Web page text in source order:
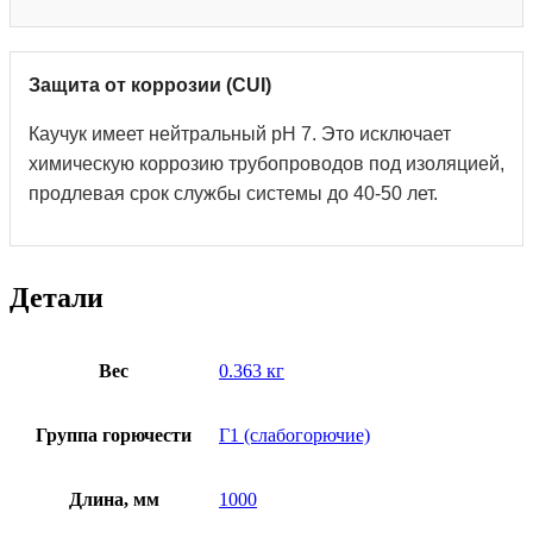
Защита от коррозии (CUI)
Каучук имеет нейтральный pH 7. Это исключает
химическую коррозию трубопроводов под изоляцией,
продлевая срок службы системы до 40-50 лет.
Детали
Вес 0.363 кг
Группа горючести Г1 (слабогорючие)
Длина, мм 1000